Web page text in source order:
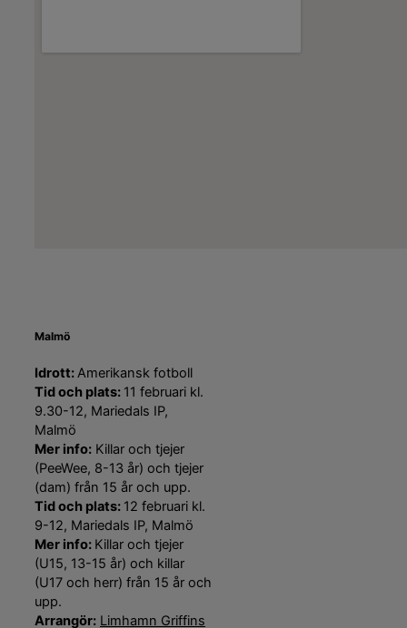
Malmö
Idrott:Amerikansk fotboll
Tid och plats: 11 februari kl.
9.30-12, Mariedals IP,
Malmö
Mer info: Killar och tjejer
(PeeWee, 8-13 år) och tjejer
(dam) från 15 år och upp.
Tid och plats: 12 februari kl.
9-12, Mariedals IP, Malmö
Mer info: Killar och tjejer
(U15, 13-15 år) och killar
(U17 och herr) från 15 år och
upp.
Arrangör: Limhamn Griffins